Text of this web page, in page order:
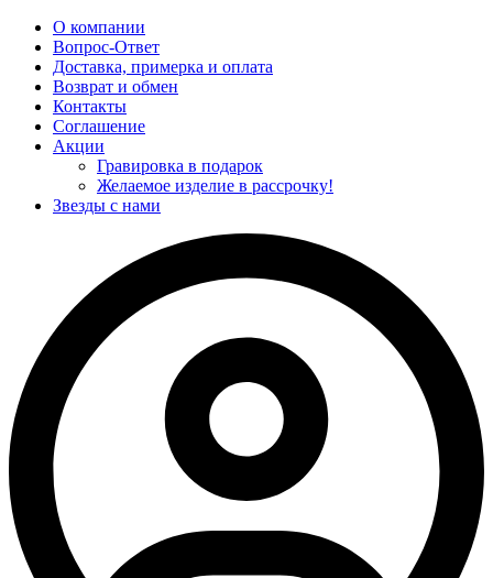
О компании
Вопрос-Ответ
Доставка, примерка и оплата
Возврат и обмен
Контакты
Соглашение
Акции
Гравировка в подарок
Желаемое изделие в рассрочку!
Звезды с нами